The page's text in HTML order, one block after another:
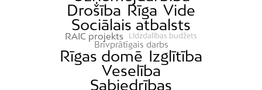
Drošība Rīga Vide
Sociālais atbalsts
RAIC projekts Līdzdalības budžets
Brīvprātīgais darbs
Rīgas domē Izglītība
Veselība
Sabiedrības